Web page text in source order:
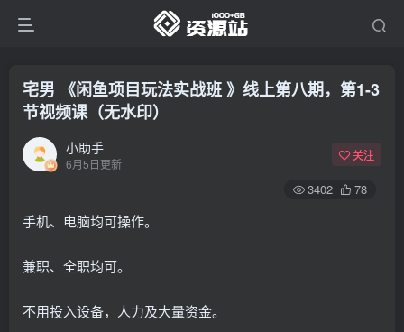
宅男 《闲鱼项目玩法实战班 》线上第八期，第1-3
节视频课（无水印）
小助手
6月5日更新
关注
3402 78
手机、电脑均可操作。
兼职、全职均可。
不用投入设备，人力及大量资金。